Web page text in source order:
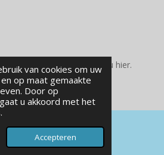
van cookies om uw
op maat gemaakte
Door op
u akkoord met het
Accepteren
voor u keuken en bad vindt u hier.